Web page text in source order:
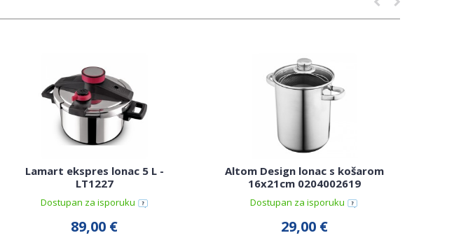
Lamart ekspres lonac 5 L -
LT1227
Dostupan za isporuku
89,00 €
Altom Design lonac s košarom
16x21cm 0204002619
Dostupan za isporuku
29,00 €